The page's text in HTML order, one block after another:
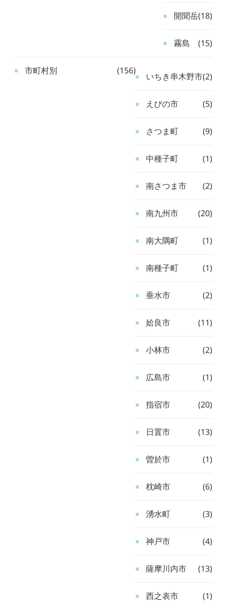
開聞岳(18)
霧島 (15)
市町村別 (156)
いちき串木野市(2)
えびの市 (5)
さつま町 (9)
中種子町 (1)
南さつま市 (2)
南九州市 (20)
南大隅町 (1)
南種子町 (1)
垂水市 (2)
姶良市 (11)
小林市 (2)
広島市 (1)
指宿市 (20)
日置市 (13)
曽於市 (1)
枕崎市 (6)
湧水町 (3)
神戸市 (4)
薩摩川内市 (13)
西之表市 (1)